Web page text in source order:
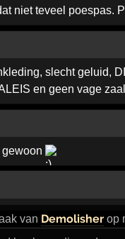
niet teveel poespas.
slecht geluid,
en geen vage
van Demolisherop